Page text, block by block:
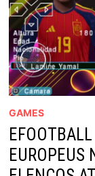
GAMES
EUROPEUS